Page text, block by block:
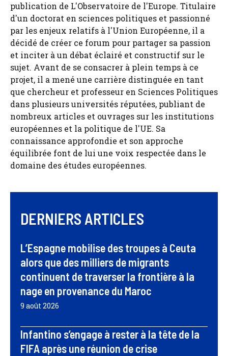
publication de L'Observatoire de l'Europe. Titulaire
d'un doctorat en sciences politiques et passionné
par les enjeux relatifs à l'Union Européenne, il a
décidé de créer ce forum pour partager sa passion
et inciter à un débat éclairé et constructif sur le
sujet. Avant de se consacrer à plein temps à ce
projet, il a mené une carrière distinguée en tant
que chercheur et professeur en Sciences Politiques
dans plusieurs universités réputées, publiant de
nombreux articles et ouvrages sur les institutions
européennes et la politique de l'UE. Sa
connaissance approfondie et son approche
équilibrée font de lui une voix respectée dans le
domaine des études européennes.
DERNIERS ARTICLES
L’Espagne mobilise des troupes à Ceuta
alors que des milliers de migrants
continuent de traverser la frontière à la
nage en provenance du Maroc
9 août 2026
Infantino s’engage à rester à la tête de la
FIFA après une réunion de crise